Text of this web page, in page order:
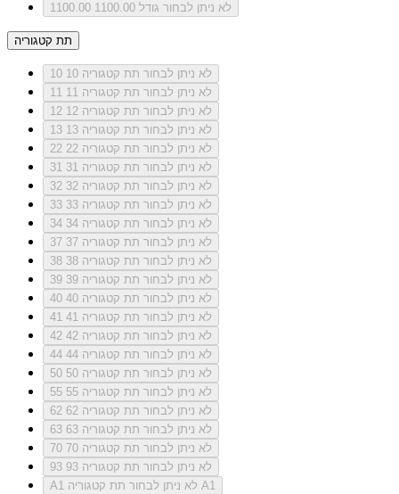
1100.00 לא ניתן לבחור גודל 1100.00
תת קטגוריה
10
לא ניתן לבחור תת קטגוריה 10
11
לא ניתן לבחור תת קטגוריה 11
12
לא ניתן לבחור תת קטגוריה 12
13
לא ניתן לבחור תת קטגוריה 13
22
לא ניתן לבחור תת קטגוריה 22
31
לא ניתן לבחור תת קטגוריה 31
32
לא ניתן לבחור תת קטגוריה 32
33
לא ניתן לבחור תת קטגוריה 33
34
לא ניתן לבחור תת קטגוריה 34
37
לא ניתן לבחור תת קטגוריה 37
38
לא ניתן לבחור תת קטגוריה 38
39
לא ניתן לבחור תת קטגוריה 39
40
לא ניתן לבחור תת קטגוריה 40
41
לא ניתן לבחור תת קטגוריה 41
42
לא ניתן לבחור תת קטגוריה 42
44
לא ניתן לבחור תת קטגוריה 44
50
לא ניתן לבחור תת קטגוריה 50
55
לא ניתן לבחור תת קטגוריה 55
62
לא ניתן לבחור תת קטגוריה 62
63
לא ניתן לבחור תת קטגוריה 63
70
לא ניתן לבחור תת קטגוריה 70
93
לא ניתן לבחור תת קטגוריה 93
A1
לא ניתן לבחור תת קטגוריה A1